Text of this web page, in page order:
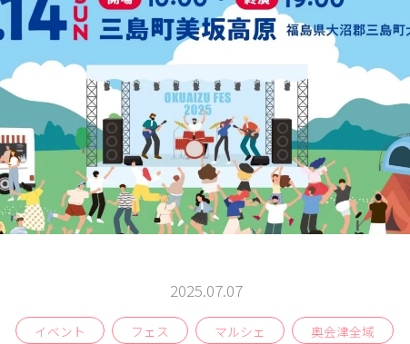
伝言板
みる
見所
よむ
記事
検索
ABOUT
相
談
窓
2025.07.07
イベント フェス マルシェ 奥会津全域